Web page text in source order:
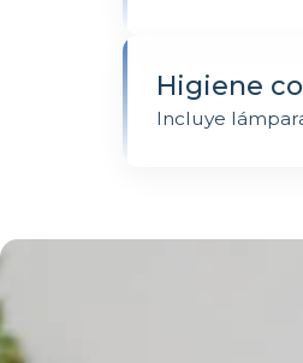
Higiene
Incluye